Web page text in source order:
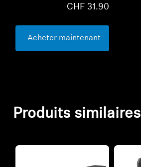
CHF 31.90
Acheter maintenant
Produits similaires